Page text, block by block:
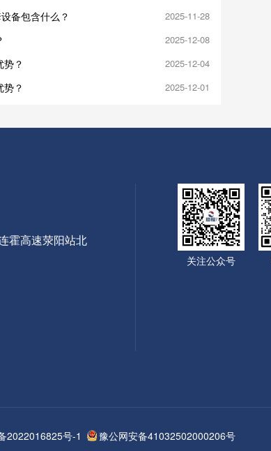
备包含什么？ 2025-11-28
2025-12-08
？ 2025-12-04
？ 2025-12-01
霍高速荥阳站北
关注公众号
2022016825号-1 豫公网安备41032502000206号